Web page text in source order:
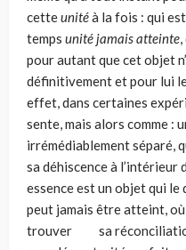
cetteunitéà la fois : qui
temps unité jamais atteinte
pour autant que cet objet
définitivement et pour lui
effet, dans certaines
sente, mais alors comme :
irrémédiablement séparé,
sa déhiscence à l’intérieur
essence est un objet qui le
peut jamais être atteint,
trouver sa réconciliation,